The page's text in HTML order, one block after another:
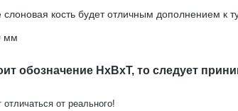
кость будет отличным дополнением к
мм
обозначение HxBxT, то следует
от реального!